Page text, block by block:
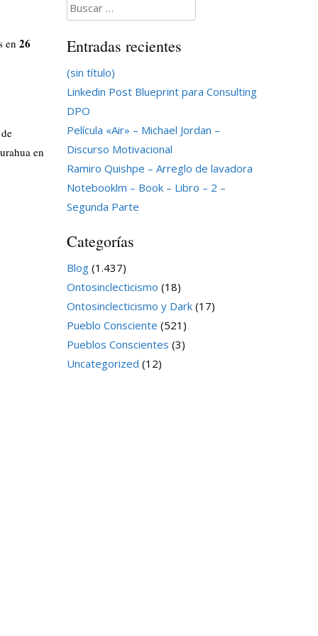
en 26
en
Buscar:
Entradas recientes
(sin título)
Linkedin Post Blueprint para Consulting
DPO
Película «Air» – Michael Jordan –
Discurso Motivacional
Ramiro Quishpe – Arreglo de lavadora
Notebooklm – Book – Libro – 2 –
Segunda Parte
Categorías
Blog(1.437)
Ontosinclecticismo (18)
Ontosinclecticismo y Dark(17)
Pueblo Consciente (521)
Pueblos Conscientes (3)
Uncategorized (12)